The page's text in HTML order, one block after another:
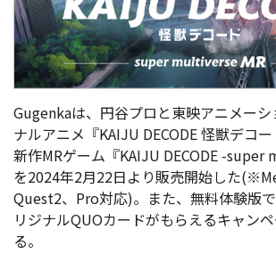
Gugenkaは、円谷プロと東映アニメーシ
ナルアニメ『KAIJU DECODE 怪獣デコー
新作MRゲーム『KAIJU DECODE -super
を2024年2月22日より販売開始した
Quest2、Pro対応)。また、無料体験版
リジナルQUOカードがもらえるキャン
る。
ゲームが進むごとにステージが変わり、
に円谷プロと東映アニメーションの様々
キャラクターが現実空間を突き破って出